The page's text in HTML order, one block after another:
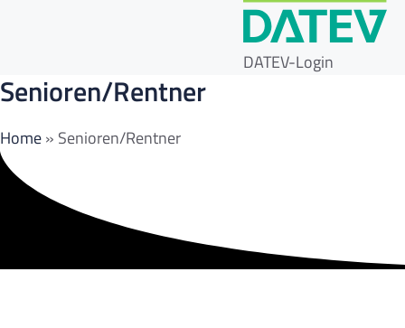
DATEV-Login
Senioren/Rentner
Home» Senioren/Rentner